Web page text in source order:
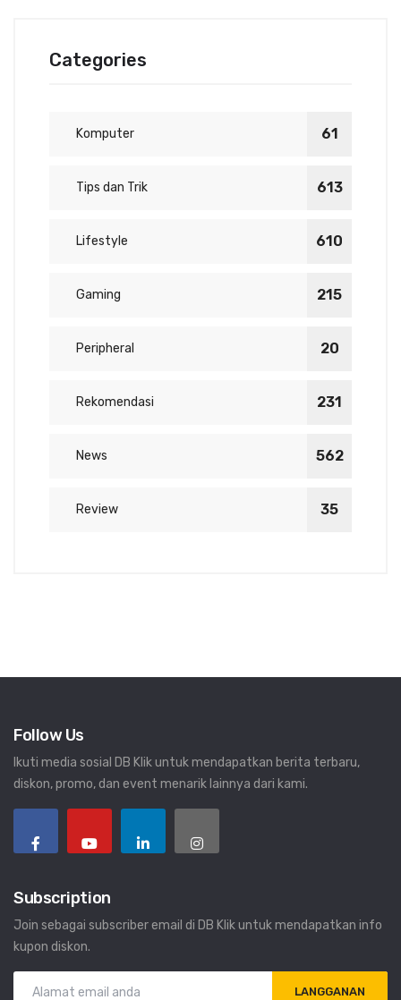
Categories
Komputer 61
Tips dan Trik 613
Lifestyle 610
Gaming 215
Peripheral 20
Rekomendasi 231
News 562
Review 35
Follow Us
Ikuti media sosial DB Klik untuk mendapatkan berita terbaru,
diskon, promo, dan event menarik lainnya dari kami.
Subscription
Join sebagai subscriber email di DB Klik untuk mendapatkan info
kupon diskon.
LANGGANAN